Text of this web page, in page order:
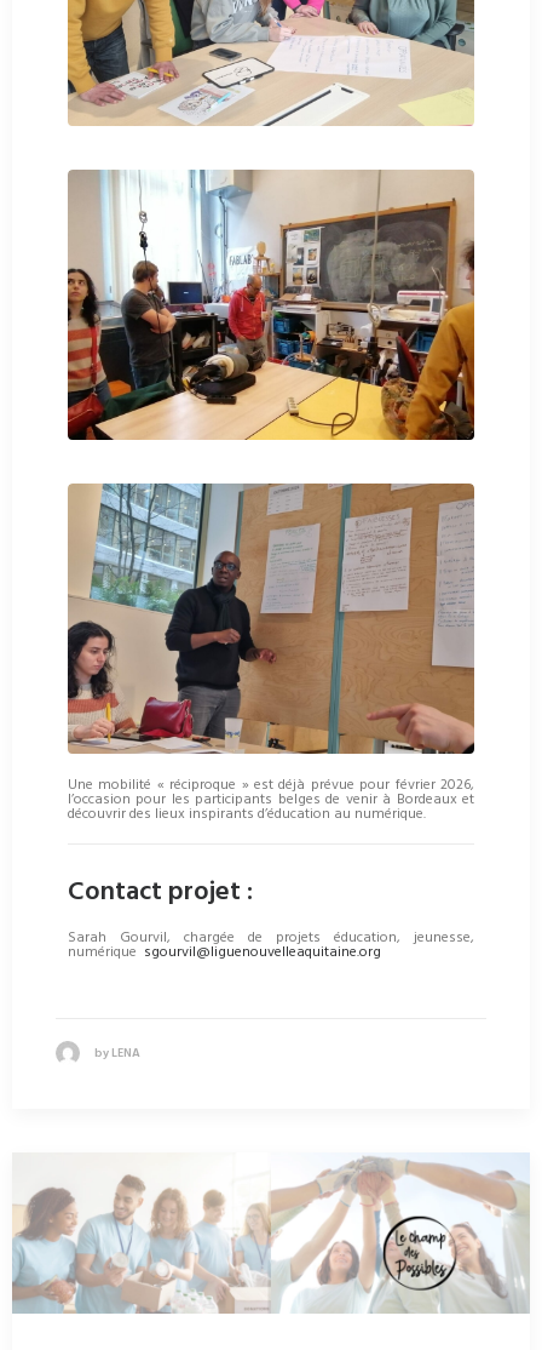
Une mobilité « réciproque » est déjà prévue pour février 2026,
l’occasion pour les participants belges de venir à Bordeaux et
découvrir des lieux inspirants d’éducation au numérique.
Contact projet :
Sarah Gourvil, chargée de projets éducation, jeunesse,
numérique sgourvil@liguenouvelleaquitaine.org
by LENA